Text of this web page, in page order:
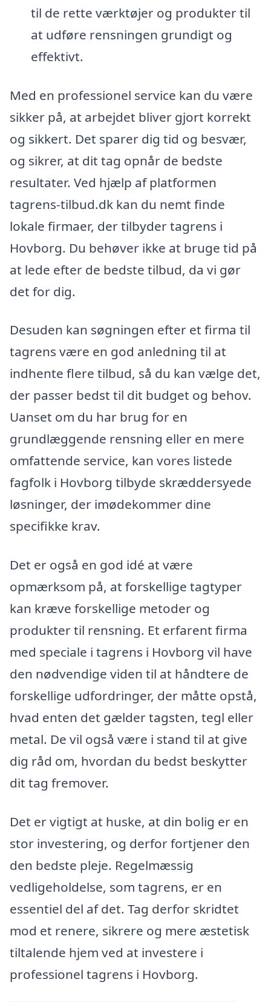
til de rette værktøjer og produkter til
at udføre rensningen grundigt og
effektivt.
Med en professionel service kan du være
sikker på, at arbejdet bliver gjort korrekt
og sikkert. Det sparer dig tid og besvær,
og sikrer, at dit tag opnår de bedste
resultater. Ved hjælp af platformen
tagrens-tilbud.dk kan du nemt finde
lokale firmaer, der tilbyder tagrens i
Hovborg. Du behøver ikke at bruge tid på
at lede efter de bedste tilbud, da vi gør
det for dig.
Desuden kan søgningen efter et firma til
tagrens være en god anledning til at
indhente flere tilbud, så du kan vælge det,
der passer bedst til dit budget og behov.
Uanset om du har brug for en
grundlæggende rensning eller en mere
omfattende service, kan vores listede
fagfolk i Hovborg tilbyde skræddersyede
løsninger, der imødekommer dine
specifikke krav.
Det er også en god idé at være
opmærksom på, at forskellige tagtyper
kan kræve forskellige metoder og
produkter til rensning. Et erfarent firma
med speciale i tagrens i Hovborg vil have
den nødvendige viden til at håndtere de
forskellige udfordringer, der måtte opstå,
hvad enten det gælder tagsten, tegl eller
metal. De vil også være i stand til at give
dig råd om, hvordan du bedst beskytter
dit tag fremover.
Det er vigtigt at huske, at din bolig er en
stor investering, og derfor fortjener den
den bedste pleje. Regelmæssig
vedligeholdelse, som tagrens, er en
essentiel del af det. Tag derfor skridtet
mod et renere, sikrere og mere æstetisk
tiltalende hjem ved at investere i
professionel tagrens i Hovborg.